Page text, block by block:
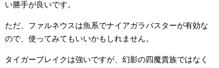
い勝手が良いです。
ただ、ファルネウスは魚系でナイアガラバスターが有効な
ので、使ってみてもいいかもしれません。
タイガーブレイクは強いですが、幻影の四魔貴族ではなく